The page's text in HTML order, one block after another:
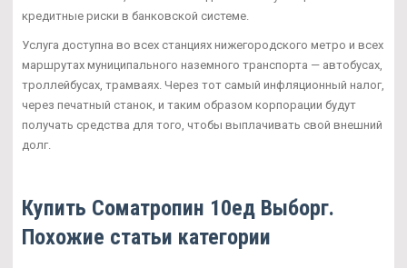
кредитные риски в банковской системе.
Услуга доступна во всех станциях нижегородского метро и всех
маршрутах муниципального наземного транспорта — автобусах,
троллейбусах, трамваях. Через тот самый инфляционный налог,
через печатный станок, и таким образом корпорации будут
получать средства для того, чтобы выплачивать свой внешний
долг.
Купить Cоматропин 10ед Выборг.
Похожие статьи категории